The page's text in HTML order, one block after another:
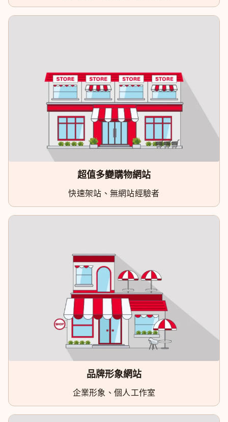
超值多變購物網站
快速架站、無網站經驗者
品牌形象網站
企業形象、個人工作室